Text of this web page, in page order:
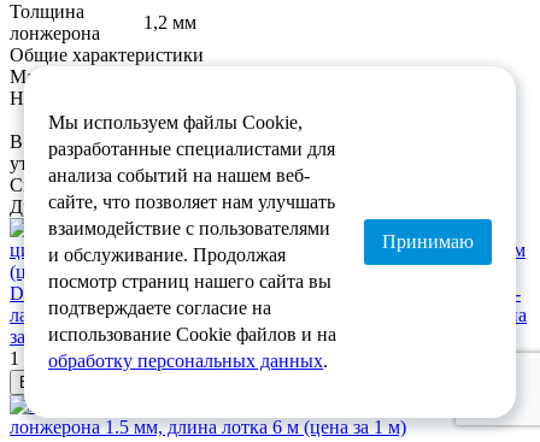
Толщина
лонжерона
1,2 мм
Общие характеристики
Материал
Назначение
В связи с нестабильным курсом валют, актуальную цену
уточняйте у менеджеров.
Спасибо за понимание.
Другие товары в этой категории
DKC / ДКС LI8060ZL Лестничный лоток 80х600 плюс, цинк-
ламельный, толщина лонжерона 1.5 мм, длина лотка 3 м (цена
за 1 м)
1 479 руб /м
В корзину
Мы используем файлы Cookie,
разработанные специалистами для
анализа событий на нашем веб-
сайте, что позволяет нам улучшать
взаимодействие с пользователями
и обслуживание. Продолжая
посмотр страниц нашего сайта вы
подтверждаете согласие на
использование Cookie файлов и на
обработку персональных данных.
Принимаю